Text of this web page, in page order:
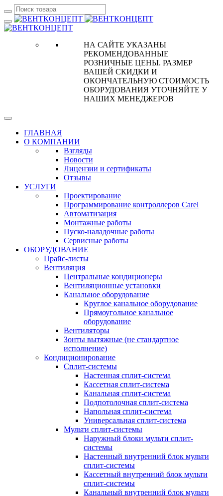
НА САЙТЕ УКАЗАНЫ
РЕКОМЕНДОВАННЫЕ
РОЗНИЧНЫЕ ЦЕНЫ. РАЗМЕР
ВАШЕЙ СКИДКИ И
ОКОНЧАТЕЛЬНУЮ СТОИМОСТЬ
ОБОРУДОВАНИЯ УТОЧНЯЙТЕ У
НАШИХ МЕНЕДЖЕРОВ
ГЛАВНАЯ
О КОМПАНИИ
Взгляды
Новости
Лицензии и сертификаты
Отзывы
УСЛУГИ
Проектирование
Программирование контроллеров Carel
Автоматизация
Монтажные работы
Пуско-наладочные работы
Сервисные работы
ОБОРУДОВАНИЕ
Прайс-листы
Вентиляция
Центральные кондиционеры
Вентиляционные установки
Канальное оборудование
Круглое канальное оборудование
Прямоугольное канальное
оборудование
Вентиляторы
Зонты вытяжные (не стандартное
исполнение)
Кондиционирование
Сплит-системы
Настенная сплит-система
Кассетная сплит-система
Канальная сплит-система
Подпотолочная сплит-система
Напольная сплит-система
Универсальная сплит-система
Мульти сплит-системы
Наружный блоки мульти сплит-
системы
Настенный внутренний блок мульти
сплит-системы
Кассетный внутренний блок мульти
сплит-системы
Канальный внутренний блок мульти